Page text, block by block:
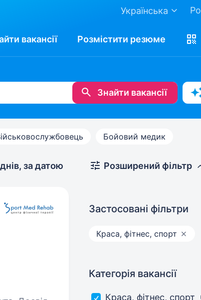
Українська
вакансії Розмістити резюме
Знайти вакансії
Бойовий медик
за датою Розширений фільтр
Застосовані фільтри
Краса, фітнес, спорт
Категорія вакансії
Краса, фітнес, спорт